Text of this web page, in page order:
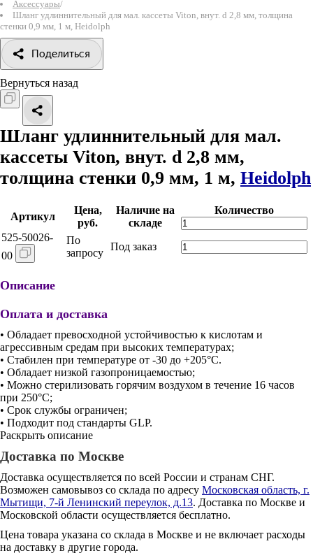
Аксессуары/
Шланг удлиннительный для мал. кассеты Viton, внут. d 2,8 мм, толщина
стенки 0,9 мм, 1 м, Heidolph
Поделиться
Вернуться назад
Шланг удлиннительный для мал.
кассеты Viton, внут. d 2,8 мм,
толщина стенки 0,9 мм, 1 м, Heidolph
Артикул
Цена,
руб.
Наличие на
складе
Количество
525-50026-
00
По
запросу
Под заказ
Описание
Оплата и доставка
• Обладает превосходной устойчивостью к кислотам и
агрессивным средам при высоких температурах;
• Стабилен при температуре от -30 до +205°С.
• Обладает низкой газопроницаемостью;
• Можно стерилизовать горячим воздухом в течение 16 часов
при 250°С;
• Срок службы ограничен;
• Подходит под стандарты GLP.
Раскрыть описание
Доставка по Москве
Доставка осуществляется по всей России и странам СНГ.
Возможен самовывоз со склада по адресу Московская область, г.
Мытищи, 7-й Ленинский переулок, д.13. Доставка по Москве и
Московской области осуществляется бесплатно.
Цена товара указана со склада в Москве и не включает расходы
на доставку в другие города.